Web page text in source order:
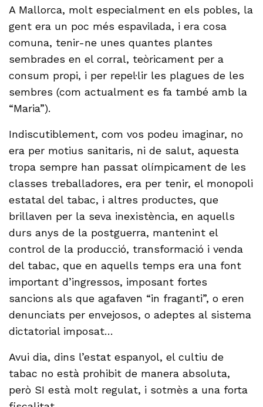
A Mallorca, molt especialment en els pobles, la
gent era un poc més espavilada, i era cosa
comuna, tenir-ne unes quantes plantes
sembrades en el corral, teòricament per a
consum propi, i per repel·lir les plagues de les
sembres (com actualment es fa també amb la
“Maria”).
Indiscutiblement, com vos podeu imaginar, no
era per motius sanitaris, ni de salut, aquesta
tropa sempre han passat olímpicament de les
classes treballadores, era per tenir, el monopoli
estatal del tabac, i altres productes, que
brillaven per la seva inexistència, en aquells
durs anys de la postguerra, mantenint el
control de la producció, transformació i venda
del tabac, que en aquells temps era una font
important d’ingressos, imposant fortes
sancions als que agafaven “in fraganti”, o eren
denunciats per envejosos, o adeptes al sistema
dictatorial imposat…
Avui dia, dins l’estat espanyol, el cultiu de
tabac no està prohibit de manera absoluta,
però SI està molt regulat, i sotmès a una forta